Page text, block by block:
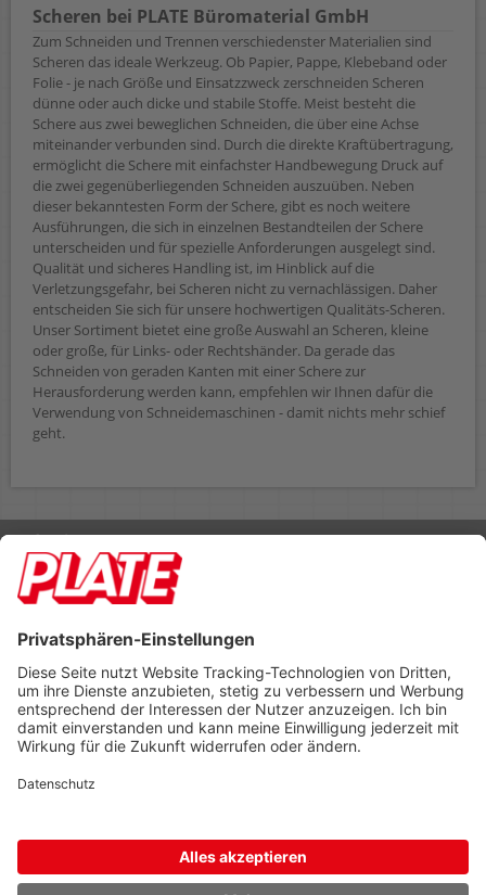
Scheren bei PLATE Büromaterial GmbH
Zum Schneiden und Trennen verschiedenster Materialien sind
Scheren das ideale Werkzeug. Ob Papier, Pappe, Klebeband oder
Folie - je nach Größe und Einsatzzweck zerschneiden Scheren
dünne oder auch dicke und stabile Stoffe. Meist besteht die
Schere aus zwei beweglichen Schneiden, die über eine Achse
miteinander verbunden sind. Durch die direkte Kraftübertragung,
ermöglicht die Schere mit einfachster Handbewegung Druck auf
die zwei gegenüberliegenden Schneiden auszuüben. Neben
dieser bekanntesten Form der Schere, gibt es noch weitere
Ausführungen, die sich in einzelnen Bestandteilen der Schere
unterscheiden und für spezielle Anforderungen ausgelegt sind.
Qualität und sicheres Handling ist, im Hinblick auf die
Verletzungsgefahr, bei Scheren nicht zu vernachlässigen. Daher
entscheiden Sie sich für unsere hochwertigen Qualitäts-Scheren.
Unser Sortiment bietet eine große Auswahl an Scheren, kleine
oder große, für Links- oder Rechtshänder. Da gerade das
Schneiden von geraden Kanten mit einer Schere zur
Herausforderung werden kann, empfehlen wir Ihnen dafür die
Verwendung von Schneidemaschinen - damit nichts mehr schief
geht.
Rufen Sie uns an 04298 401-0
Lieferbedingungen Impressum
Footer anzeigen
PLATE Büromaterial Vertriebs GmbH
Hilligenwarf 5